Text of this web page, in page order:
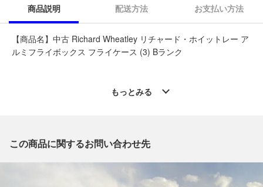
商品説明 配送方法 お支払い方法
【商品名】中古 Richard Wheatley リチャード・ホイットレー ア
ルミフライボックス フライケース (3) Bランク
西帯店 」からの出品です。
※「なんでもリサイクルビッグバン 公式オンラインストアの出
もっとみる
この商品に関するお問い合わせ先